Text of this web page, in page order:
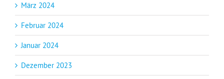
März 2024
Februar 2024
Januar 2024
Dezember 2023